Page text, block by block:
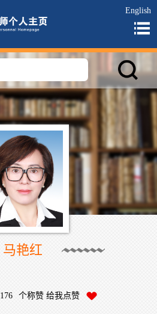
English
马艳红
176 个称赞 给我点赞